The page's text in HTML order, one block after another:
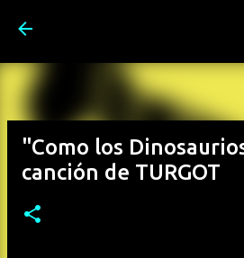
"Como los
canción de TURGOT